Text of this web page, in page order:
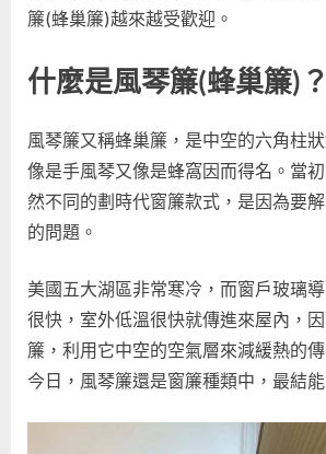
簾(蜂巢簾)越來越受歡迎。
什麼是風琴簾(蜂巢簾)？
風琴簾又稱蜂巢簾，是中空的六角柱
像是手風琴又像是蜂窩因而得名。當
然不同的劃時代窗簾款式，是因為要
的問題。
美國五大湖區非常寒冷，而窗戶玻璃
很快，室外低溫很快就傳進來屋內，
簾，利用它中空的空氣層來減緩熱的
今日，風琴簾還是窗簾種類中，最結能